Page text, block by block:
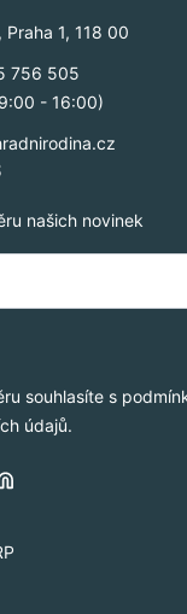
Praha 1, 118 00
756 505
- 16:00)
našich novinek
souhlasíte s
údajů.